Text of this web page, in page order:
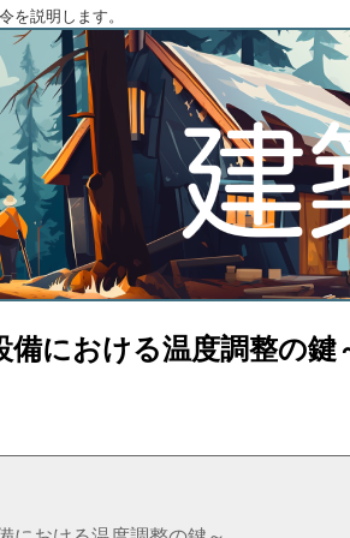
を説明します。
備における温度調整の鍵